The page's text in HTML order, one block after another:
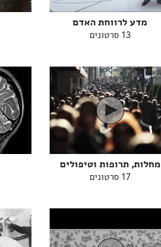
מדע לרווחת האדם
13 סרטונים
מחלות, תרופות וטיפולים
17 סרטונים